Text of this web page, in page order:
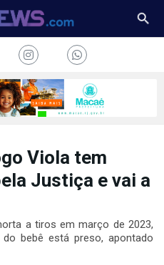
Viola tem
Justiça e vai a
a tiros em março de 2023,
bebê está preso, apontado